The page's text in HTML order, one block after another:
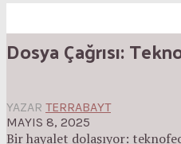
Dosya Çağrısı:
YAZAR TERRABAYT
MAYIS 8, 2025
Bir hayalet dolaşıyor: